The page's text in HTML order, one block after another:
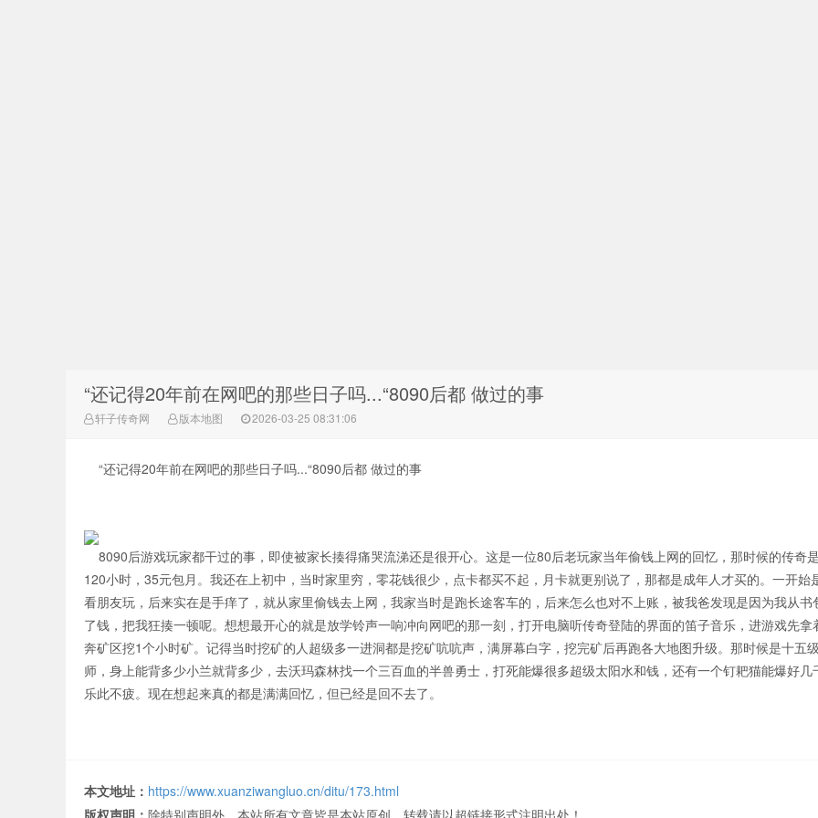
“还记得20年前在网吧的那些日子吗...“8090后都 做过的事
轩子传奇网 版本地图 2026-03-25 08:31:06
“还记得20年前在网吧的那些日子吗...“8090后都 做过的事
8090后游戏玩家都干过的事，即使被家长揍得痛哭流涕还是很开心。这是一位80后老玩家当年偷钱上网的回忆，那时候的传奇
120小时，35元包月。我还在上初中，当时家里穷，零花钱很少，点卡都买不起，月卡就更别说了，那都是成年人才买的。一开始
看朋友玩，后来实在是手痒了，就从家里偷钱去上网，我家当时是跑长途客车的，后来怎么也对不上账，被我爸发现是因为我从书
了钱，把我狂揍一顿呢。想想最开心的就是放学铃声一响冲向网吧的那一刻，打开电脑听传奇登陆的界面的笛子音乐，进游戏先拿
奔矿区挖1个小时矿。记得当时挖矿的人超级多一进洞都是挖矿吭吭声，满屏幕白字，挖完矿后再跑各大地图升级。那时候是十五
师，身上能背多少小兰就背多少，去沃玛森林找一个三百血的半兽勇士，打死能爆很多超级太阳水和钱，还有一个钉耙猫能爆好几
乐此不疲。现在想起来真的都是满满回忆，但已经是回不去了。
本文地址： https://www.xuanziwangluo.cn/ditu/173.html
版权声明： 除特别声明外，本站所有文章皆是本站原创，转载请以超链接形式注明出处！